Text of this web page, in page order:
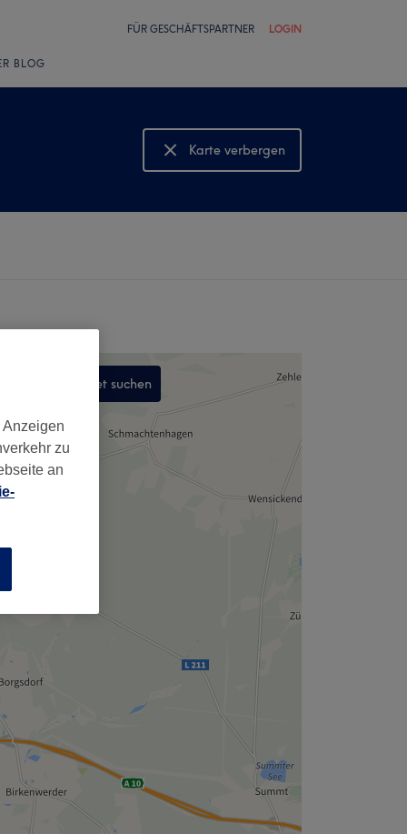
FÜR GESCHÄFTSPARTNER LOGIN
BLOG
Karte verbergen
Karte anzeigen
In diesem Gebiet suchen
zu
an